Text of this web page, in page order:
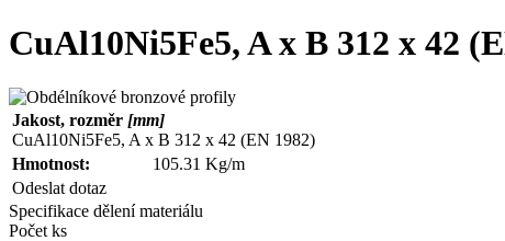
CuAl10Ni5Fe5, A x B 312 x 42
Jakost, rozměr [mm]
CuAl10Ni5Fe5, A x B 312 x 42 (EN 1982)
Hmotnost:
105.31 Kg/m
Odeslat dotaz
Specifikace dělení materiálu
Počet ks